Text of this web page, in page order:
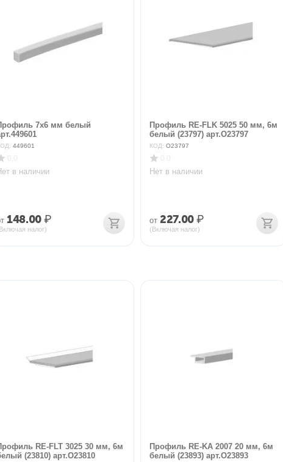
7х6 мм белый
449601
в наличии
148.00₽
налог)
Профиль RE-FLK 5025 50 мм, 6м
белый (23797) арт.O23797
КОД: O23797
Нет в наличии
от 227.00₽
(Включая налог)
RE-FLT 3025 30 мм, 6м
(23810) арт.O23810
Профиль RE-KA 2007 20 мм, 6м
белый (23893) арт.O23893